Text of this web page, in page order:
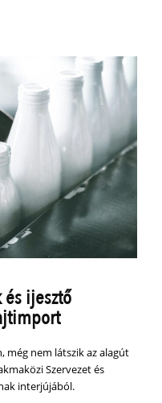
ijesztő
még nem látszik az alagút
Szervezet és
interjújából.